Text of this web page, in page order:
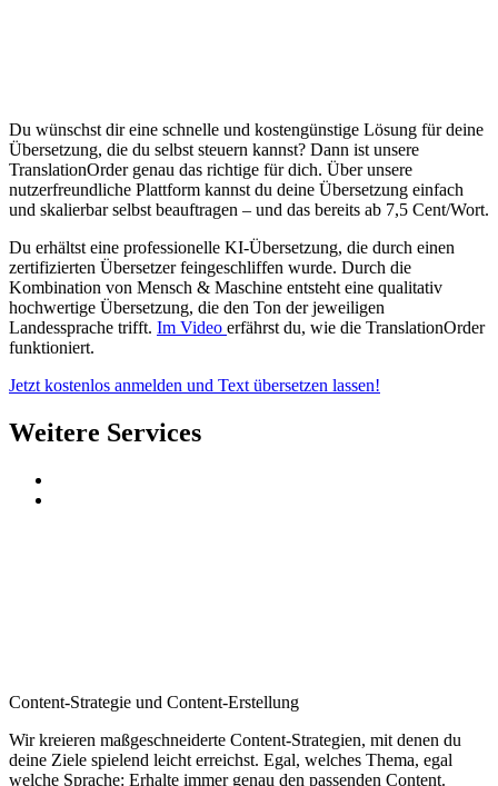
Du wünschst dir eine schnelle und kostengünstige Lösung für deine
Übersetzung, die du selbst steuern kannst? Dann ist unsere
TranslationOrder genau das richtige für dich. Über unsere
nutzerfreundliche Plattform kannst du deine Übersetzung einfach
und skalierbar selbst beauftragen – und das bereits ab 7,5 Cent/Wort.
Du erhältst eine professionelle KI-Übersetzung, die durch einen
zertifizierten Übersetzer feingeschliffen wurde. Durch die
Kombination von Mensch & Maschine entsteht eine qualitativ
hochwertige Übersetzung, die den Ton der jeweiligen
Landessprache trifft. Im Video erfährst du, wie die TranslationOrder
funktioniert.
Jetzt kostenlos anmelden und Text übersetzen lassen!
Weitere Services
Content-Strategie und Content-Erstellung
Wir kreieren maßgeschneiderte Content-Strategien, mit denen du
deine Ziele spielend leicht erreichst. Egal, welches Thema, egal
welche Sprache: Erhalte immer genau den passenden Content.